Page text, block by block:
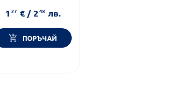
Предназначено за:
възрастни/деца
127 € / 248 лв.
ПОРЪЧАЙ